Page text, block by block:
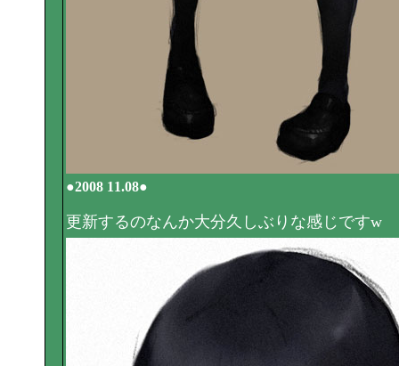
●2008 11.08●
更新するのなんか大分久しぶりな感じですw